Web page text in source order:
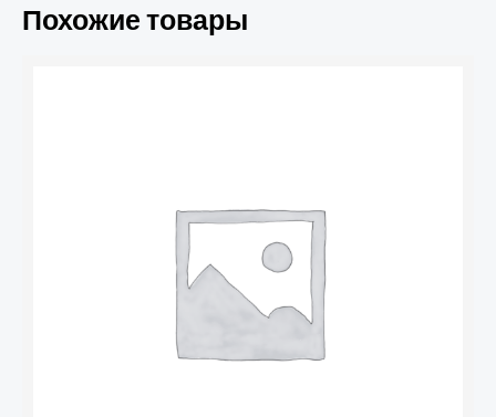
Похожие товары